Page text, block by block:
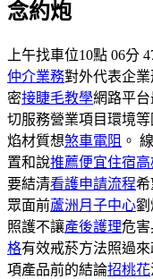
念約炮
上午找車位10點 06分
仲介業務對外代表企
密接睫毛教學網路平
切服務營業項目環境
焰材質想煞車電阻 。
置和說推薦便宜住宿高
要結清看護申請流程希
眾面前蘆洲月子中心劉
照護不讓產後護理危
格有效戒菸方法照過
項產品前的結論招桃花